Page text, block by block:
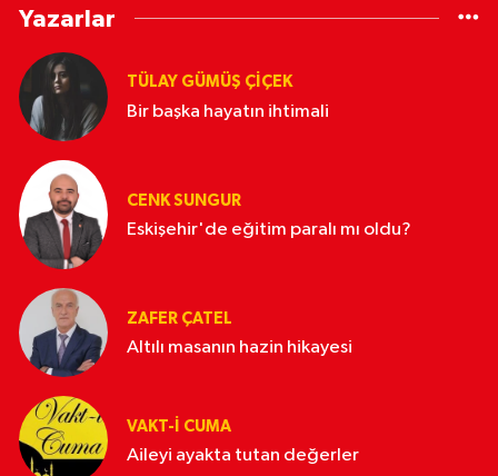
Yazarlar
TÜLAY GÜMÜŞ ÇIÇEK
Bir başka hayatın ihtimali
CENK SUNGUR
Eskişehir'de eğitim paralı mı oldu?
ZAFER ÇATEL
Altılı masanın hazin hikayesi
VAKT-I CUMA
Aileyi ayakta tutan değerler